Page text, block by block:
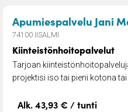
Apumiespalvelu Jani
74100 IISALMI
Kiinteistönhoitopalvelut
Tarjoan
projektisi iso tai pieni kotona tai
Alk. 43,93 € / tunti